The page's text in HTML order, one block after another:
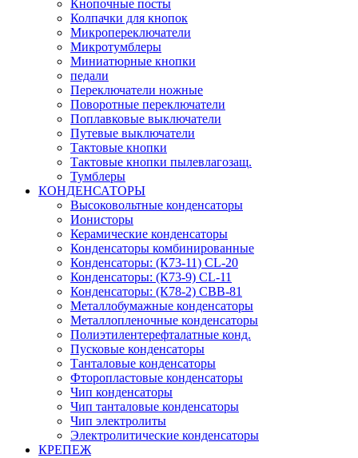
Кнопочные посты
Колпачки для кнопок
Микропереключатели
Микротумблеры
Миниатюрные кнопки
педали
Переключатели ножные
Поворотные переключатели
Поплавковые выключатели
Путевые выключатели
Тактовые кнопки
Тактовые кнопки пылевлагозащ.
Тумблеры
КОНДЕНСАТОРЫ
Высоковольтные конденсаторы
Ионисторы
Керамические конденсаторы
Конденсаторы комбинированные
Конденсаторы: (К73-11) CL-20
Конденсаторы: (К73-9) CL-11
Конденсаторы: (К78-2) CBB-81
Металлобумажные конденсаторы
Металлопленочные конденсаторы
Полиэтилентерефталатные конд.
Пусковые конденсаторы
Танталовые конденсаторы
Фторопластовые конденсаторы
Чип конденсаторы
Чип танталовые конденсаторы
Чип электролиты
Электролитические конденсаторы
КРЕПЕЖ